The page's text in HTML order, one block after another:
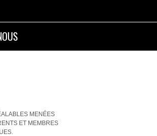
MENÉES
ET MEMBRES